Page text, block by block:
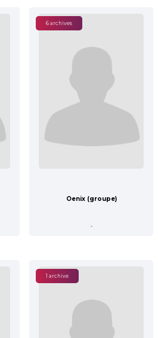
6 archives
Oenix (groupe)
-
1 archive